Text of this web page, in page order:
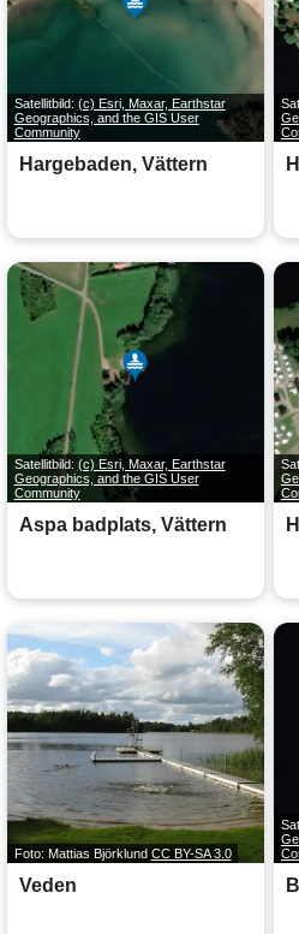
Satellitbild: (c) Esri, Maxar, Earthstar
Geographics, and the GIS User
Community
Hargebaden, Vättern
Satellitbild: (c) Esri, Maxar, Earthstar
Geographics, and the GIS User
Community
Aspa badplats, Vättern
Foto: Mattias Björklund CC BY-SA 3.0
Veden